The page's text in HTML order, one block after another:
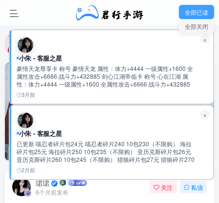
君行手游-玩家新群：992475915
君行手游-玩家新群：992475915
君行手游-玩家新群：992475915
战火使命（0.1折首款触碰互动二游）—美女卡牌可互
动！可触碰！
首页 每日新游 正文
0 5.8W+ 2861
珺珺
6个月前发布
关注 私信
全部已读
全部关闭
小朱 - 客服之星
豪情天龙尊享卡 称号 豪情天龙 属性：体力+4444 一级属性+1600 全
属性攻击+6666 战斗力+432885 剑心江湖帝临卡 称号 心在江湖 属
性：体力+4444 一级属性+1600 全属性攻击+6666 战斗力+432885
鬼谷纵横无双卡 称号 鬼谷无双 属性：体力+5555 一级属性+1600 全
属性攻击+8888 战斗力+534120 云龙御世龙尊卡 称号 云龙际会 属
性：体力+5555 一级属性+1600 全属性攻击+8888 战斗力+534120
仗剑天府君临卡 称号 仗剑游天府 属性：体力+6666 一级属性+1600
全属性攻击+11111 战斗力+635392 超核宗师独尊卡 称号 超核宗师
属性：体力+6666 一级属性+1600 全属性攻击+11111 战斗力
+635392 九九至尊•绝世英杰至臻卡 称号 盛世霸主 属性：会心攻击
+10000 一级属性+3333 全属性攻击+9999 战斗力+720772 称号 盛世
帝王 属性：会心攻击+10000 一级属性+3333 全属性攻击+9999 战斗
力+720772 称号 盛世至尊 属性：会心攻击+10000 一级属性+3333 全
属性攻击+9999 战斗力+720772 称号 绝世英杰 属性：会心攻击
+20000 一级属性+6666 全属性攻击+20000 战斗力:1441619
3月前
×
小朱 - 客服之星
已更新 喵忍者碎片包24元 喵忍者碎片240 10包230（不限购） 海拉
碎片包25元 海拉碎片250 10包235（不限购） 亚历克斯碎片包26元
亚历克斯碎片260 10包245（不限购） 猎狼碎片包27元 猎狼碎片270
10包255（不限购） 传说圣物速成包97元 传说圣物碎片500 5包
481（不限购） 史诗圣物速成包98元 史诗圣物碎片2500 5包483元
（不限购） 稀有圣物速成包99元 稀有圣物碎片12500 5包485元（不
限购） 2万累充 有到的任充一笔可以获得 随机强化道具4000 幻彩钥
匙1200 橙色圣物通用碎片1500个 随机神话碎片420个
2月前
×